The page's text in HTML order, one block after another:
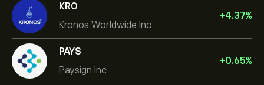
KRO
Kronos Worldwide Inc
+4.37%
PAYS
Paysign Inc
+0.65%
NVIDIA Corporation